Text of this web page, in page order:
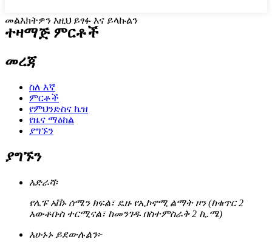
መልእክትዎን እዚህ ይፃፉ እና ይላኩልን
ተዛማጅ ምርቶች
መረጃ
ስለ እኛ
ምርቶች
የምህንድስና ኬዝ
የዜና ማዕከል
ያግኙን
ያግኙን
አድራሻ፡
የሌፑ አቨኑ ሰሜን ክፍል፣ ዴዙ የኢኮኖሚ ልማት ዞን (ከቁጥር 2
አውቶቡስ ተርሚናል፣ ከመንገዱ በስተምስራቅ 2 ኪ.ሜ)
አሁኑኑ ይደውሉልን፦